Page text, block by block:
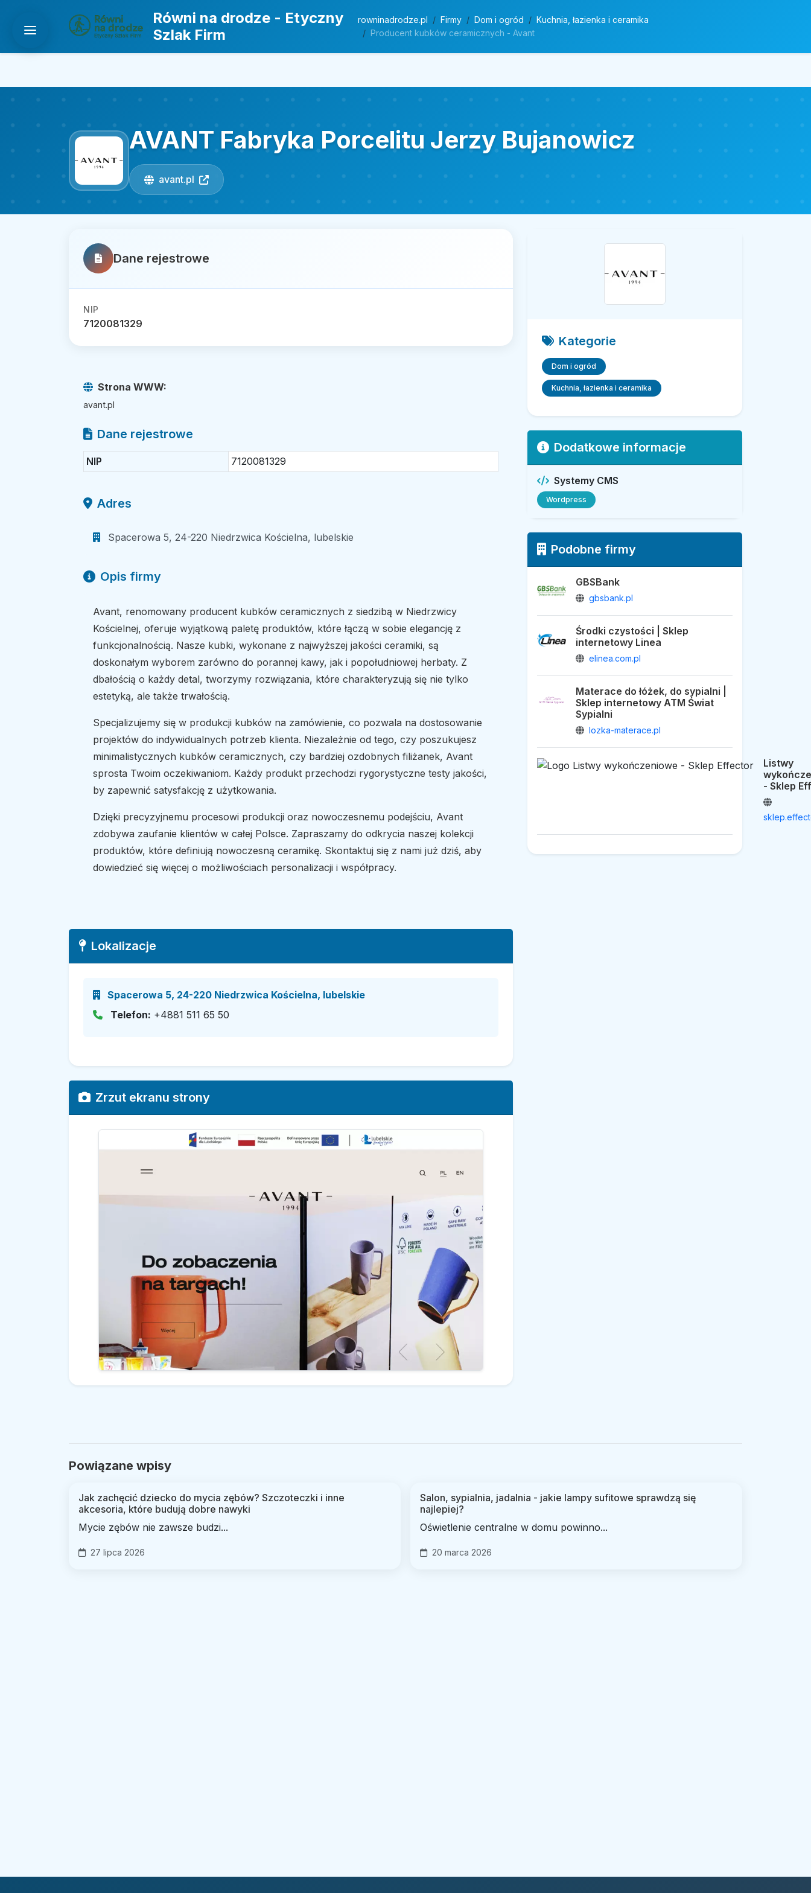
Równi na drodze - Etyczny
Szlak Firm
rowninadrodze.pl Firmy Dom i ogród
Kuchnia, łazienka i ceramika
Producent kubków ceramicznych - Avant
AVANT Fabryka Porcelitu Jerzy Bujanowicz
avant.pl
Dane rejestrowe
NIP
7120081329
Strona WWW:
avant.pl
Dane rejestrowe
NIP 7120081329
Adres
Spacerowa 5, 24-220 Niedrzwica Kościelna, lubelskie
Opis firmy
Avant, renomowany producent kubków ceramicznych z siedzibą w Niedrzwicy
Kościelnej, oferuje wyjątkową paletę produktów, które łączą w sobie elegancję z
funkcjonalnością. Nasze kubki, wykonane z najwyższej jakości ceramiki, są
doskonałym wyborem zarówno do porannej kawy, jak i popołudniowej herbaty. Z
dbałością o każdy detal, tworzymy rozwiązania, które charakteryzują się nie tylko
estetyką, ale także trwałością.
Specjalizujemy się w produkcji kubków na zamówienie, co pozwala na dostosowanie
projektów do indywidualnych potrzeb klienta. Niezależnie od tego, czy poszukujesz
minimalistycznych kubków ceramicznych, czy bardziej ozdobnych filiżanek, Avant
sprosta Twoim oczekiwaniom. Każdy produkt przechodzi rygorystyczne testy jakości,
by zapewnić satysfakcję z użytkowania.
Dzięki precyzyjnemu procesowi produkcji oraz nowoczesnemu podejściu, Avant
zdobywa zaufanie klientów w całej Polsce. Zapraszamy do odkrycia naszej kolekcji
produktów, które definiują nowoczesną ceramikę. Skontaktuj się z nami już dziś, aby
dowiedzieć się więcej o możliwościach personalizacji i współpracy.
Lokalizacje
Spacerowa 5, 24-220 Niedrzwica Kościelna, lubelskie
Telefon: +4881 511 65 50
Zrzut ekranu strony
Kategorie
Dom i ogród
Kuchnia, łazienka i ceramika
Dodatkowe informacje
Systemy CMS
Wordpress
Podobne firmy
GBSBank
gbsbank.pl
Środki czystości | Sklep
internetowy Linea
elinea.com.pl
Materace do łóżek, do sypialni |
Sklep internetowy ATM Świat
Sypialni
lozka-materace.pl
Listwy
- Sklep
Powiązane wpisy
Jak zachęcić dziecko do mycia zębów? Szczoteczki i inne
akcesoria, które budują dobre nawyki
Mycie zębów nie zawsze budzi...
27 lipca 2026
Salon, sypialnia, jadalnia - jakie lampy sufitowe sprawdzą się
najlepiej?
Oświetlenie centralne w domu powinno...
20 marca 2026